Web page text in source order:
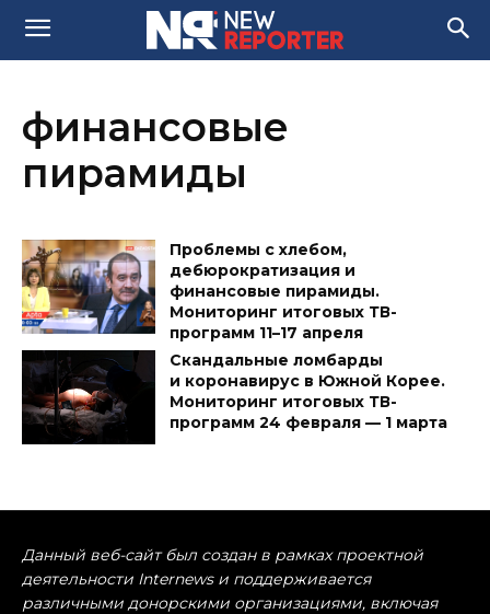
финансовые
пирамиды
Проблемы с хлебом,
дебюрократизация и
финансовые пирамиды.
Мониторинг итоговых ТВ-
программ 11–17 апреля
Скандальные ломбарды
и коронавирус в Южной Корее.
Мониторинг итоговых ТВ-
программ 24 февраля — 1 марта
Данный веб-сайт был создан в рамках проектной
деятельности Internews и поддерживается
различными донорскими организациями, включая